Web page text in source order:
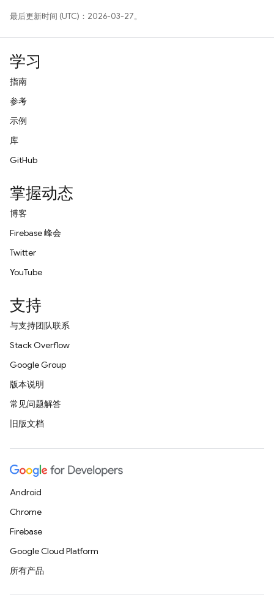
最后更新时间 (UTC)：2026-03-27。
学习
指南
参考
示例
库
GitHub
掌握动态
博客
Firebase 峰会
Twitter
YouTube
支持
与支持团队联系
Stack Overflow
Google Group
版本说明
常见问题解答
旧版文档
Android
Chrome
Firebase
Google Cloud Platform
所有产品